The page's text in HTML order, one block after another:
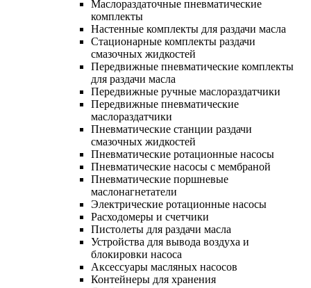
Маслораздаточные пневматические
комплекты
Настенные комплекты для раздачи масла
Стационарные комплекты раздачи
смазочных жидкостей
Передвижные пневматические комплекты
для раздачи масла
Передвижные ручные маслораздатчики
Передвижные пневматические
маслораздатчики
Пневматические станции раздачи
смазочных жидкостей
Пневматические ротационные насосы
Пневматические насосы с мембраной
Пневматические поршневые
маслонагнетатели
Электрические ротационные насосы
Расходомеры и счетчики
Пистолеты для раздачи масла
Устройства для вывода воздуха и
блокировки насоса
Аксессуары масляных насосов
Контейнеры для хранения